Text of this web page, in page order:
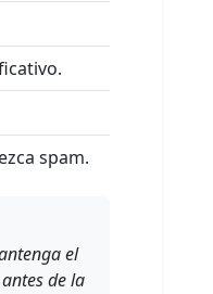
spam.
el
de la